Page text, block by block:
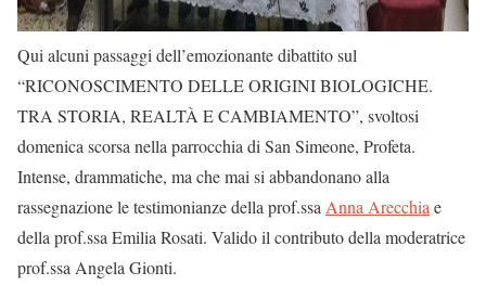
Qui alcuni passaggi dell’emozionante dibattito sul
“RICONOSCIMENTO DELLE ORIGINI BIOLOGICHE.
TRA STORIA, REALTÀ E CAMBIAMENTO”, svoltosi
domenica scorsa nella parrocchia di San Simeone, Profeta.
Intense, drammatiche, ma che mai si abbandonano alla
rassegnazione le testimonianze della prof.ssa Anna Arecchia e
della prof.ssa Emilia Rosati. Valido il contributo della moderatrice
prof.ssa Angela Gionti.